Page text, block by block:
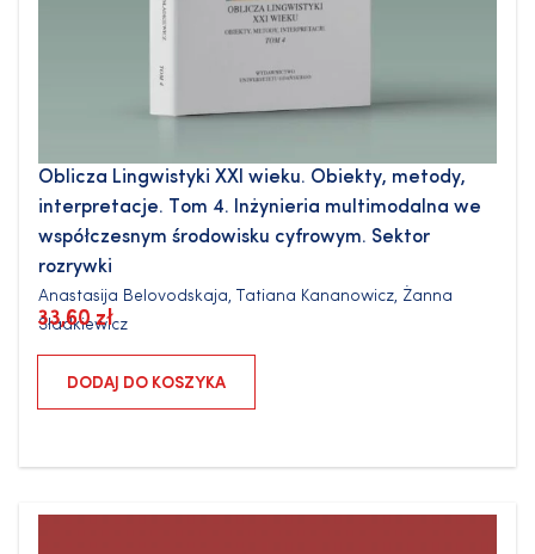
Oblicza Lingwistyki XXI wieku. Obiekty, metody,
interpretacje. Tom 4. Inżynieria multimodalna we
współczesnym środowisku cyfrowym. Sektor
rozrywki
Anastasija Belovodskaja, Tatiana Kananowicz, Żanna
Sładkiewicz
33,60zł
DODAJ DO KOSZYKA